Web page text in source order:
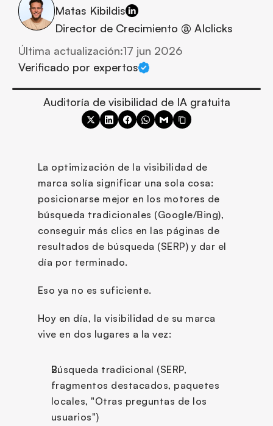
Matas Kibildis
Director de Crecimiento @ AIclicks
Última actualización:17 jun 2026
Verificado por expertos
Auditoría de visibilidad de IA gratuita
La optimización de la visibilidad de
marca solía significar una sola cosa:
posicionarse mejor en los motores de
búsqueda tradicionales (Google/Bing),
conseguir más clics en las páginas de
resultados de búsqueda (SERP) y dar el
día por terminado.
Eso ya no es suficiente.
Hoy en día, la visibilidad de su marca
vive en dos lugares a la vez:
Búsqueda tradicional (SERP,
fragmentos destacados, paquetes
locales, "Otras preguntas de los
usuarios")